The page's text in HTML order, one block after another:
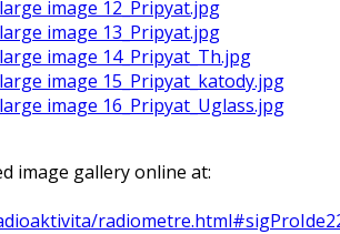
image gallery online at: